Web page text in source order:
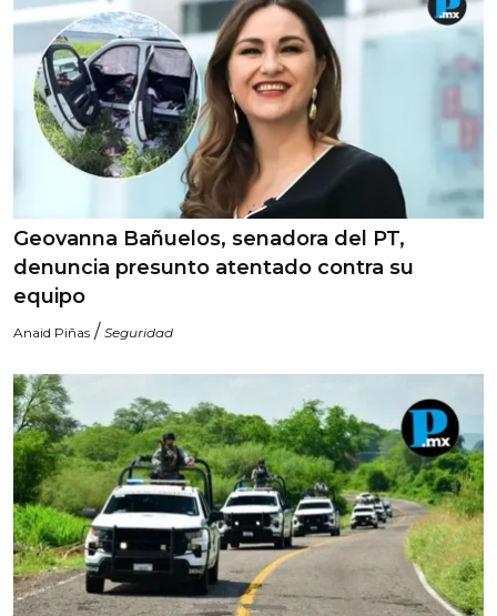
Geovanna Bañuelos, senadora del PT,
denuncia presunto atentado contra su
equipo
Anaid Piñas / Seguridad